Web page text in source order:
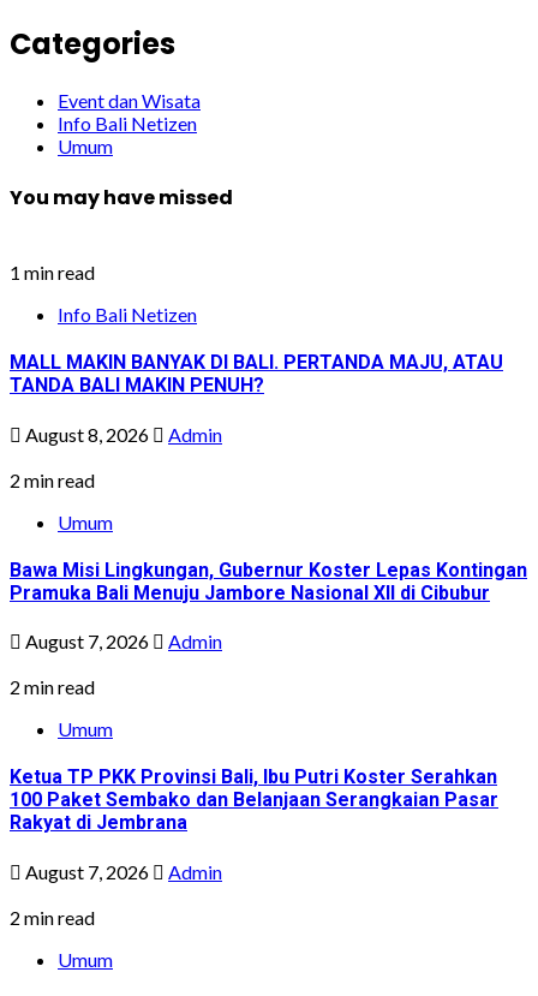
Categories
Event dan Wisata
Info Bali Netizen
Umum
You may have missed
1 min read
Info Bali Netizen
MALL MAKIN BANYAK DI BALI. PERTANDA MAJU, ATAU
TANDA BALI MAKIN PENUH?
August 8, 2026
Admin
2 min read
Umum
Bawa Misi Lingkungan, Gubernur Koster Lepas Kontingan
Pramuka Bali Menuju Jambore Nasional XII di Cibubur
August 7, 2026
Admin
2 min read
Umum
Ketua TP PKK Provinsi Bali, Ibu Putri Koster Serahkan
100 Paket Sembako dan Belanjaan Serangkaian Pasar
Rakyat di Jembrana
August 7, 2026
Admin
2 min read
Umum